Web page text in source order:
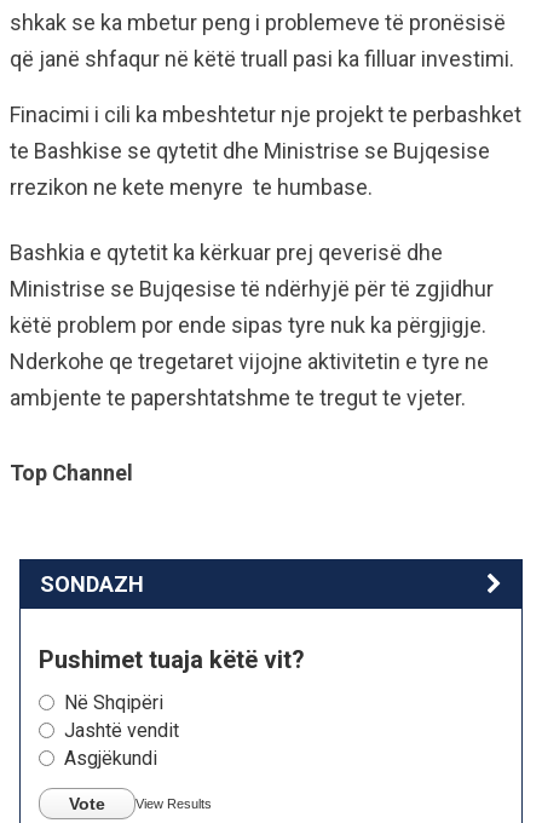
shkak se ka mbetur peng i problemeve të pronësisë
që janë shfaqur në këtë truall pasi ka filluar investimi.
Finacimi i cili ka mbeshtetur nje projekt te perbashket
te Bashkise se qytetit dhe Ministrise se Bujqesise
rrezikon ne kete menyre te humbase.
Bashkia e qytetit ka kërkuar prej qeverisë dhe
Ministrise se Bujqesise të ndërhyjë për të zgjidhur
këtë problem por ende sipas tyre nuk ka përgjigje.
Nderkohe qe tregetaret vijojne aktivitetin e tyre ne
ambjente te papershtatshme te tregut te vjeter.
Top Channel
SONDAZH
Pushimet tuaja këtë vit?
Në Shqipëri
Jashtë vendit
Asgjëkundi
Vote View Results